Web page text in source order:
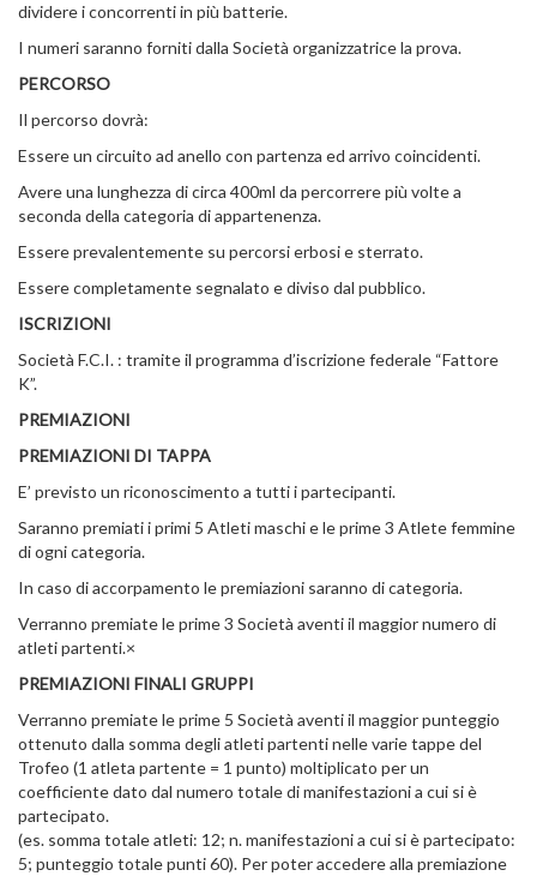
dividere i concorrenti in più batterie.
I numeri saranno forniti dalla Società organizzatrice la prova.
PERCORSO
Il percorso dovrà:
Essere un circuito ad anello con partenza ed arrivo coincidenti.
Avere una lunghezza di circa 400ml da percorrere più volte a
seconda della categoria di appartenenza.
Essere prevalentemente su percorsi erbosi e sterrato.
Essere completamente segnalato e diviso dal pubblico.
ISCRIZIONI
Società F.C.I. : tramite il programma d’iscrizione federale “Fattore
K”.
PREMIAZIONI
PREMIAZIONI DI TAPPA
E’ previsto un riconoscimento a tutti i partecipanti.
Saranno premiati i primi 5 Atleti maschi e le prime 3 Atlete femmine
di ogni categoria.
In caso di accorpamento le premiazioni saranno di categoria.
Verranno premiate le prime 3 Società aventi il maggior numero di
atleti partenti.×
PREMIAZIONI FINALI GRUPPI
Verranno premiate le prime 5 Società aventi il maggior punteggio
ottenuto dalla somma degli atleti partenti nelle varie tappe del
Trofeo (1 atleta partente = 1 punto) moltiplicato per un
coefficiente dato dal numero totale di manifestazioni a cui si è
partecipato.
(es. somma totale atleti: 12; n. manifestazioni a cui si è partecipato:
5; punteggio totale punti 60). Per poter accedere alla premiazione